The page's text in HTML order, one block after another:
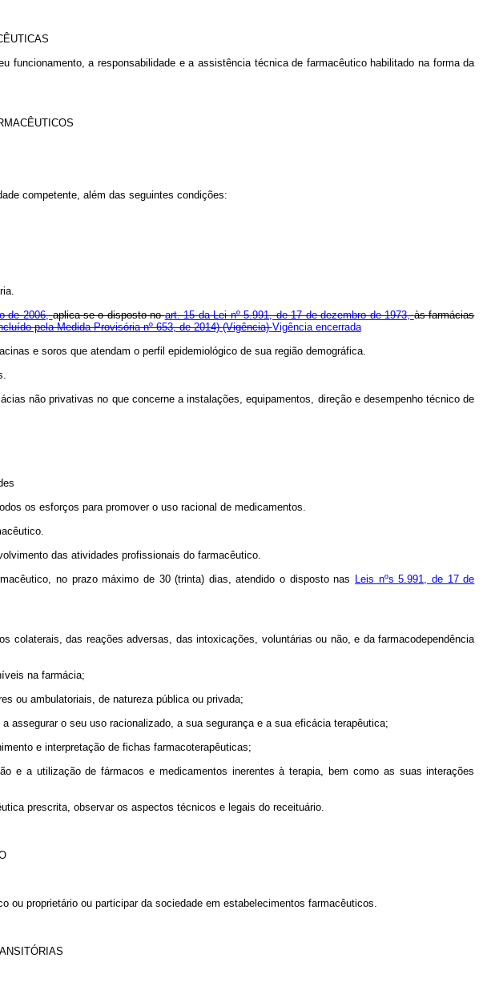
funcionamento, a responsabilidade e a assistência técnica de farmacêutico habilitado na forma da
competente, além das seguintes condições:
de 2006,aplica-se o disposto noart. 15 da Lei nº 5.991, de 17 de dezembro de 1973,às farmácias
pela Medida Provisória nº 653, de 2014)(Vigência)Vigência encerrada
e soros que atendam o perfil epidemiológico de sua região demográfica.
não privativas no que concerne a instalações, equipamentos, direção e desempenho técnico de
os esforços para promover o uso racional de medicamentos.
das atividades profissionais do farmacêutico.
no prazo máximo de 30 (trinta) dias, atendido o disposto nas Leis nºs 5.991, de 17 de
das reações adversas, das intoxicações, voluntárias ou não, e da farmacodependência
na farmácia;
ou ambulatoriais, de natureza pública ou privada;
assegurar o seu uso racionalizado, a sua segurança e a sua eficácia terapêutica;
e interpretação de fichas farmacoterapêuticas;
e a utilização de fármacos e medicamentos inerentes à terapia, bem como as suas interações
prescrita, observar os aspectos técnicos e legais do receituário.
proprietário ou participar da sociedade em estabelecimentos farmacêuticos.